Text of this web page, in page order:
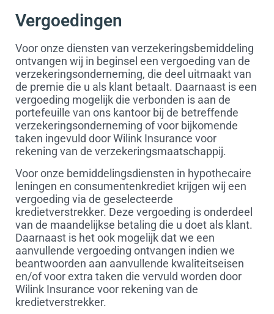
Vergoedingen
Voor onze diensten van verzekeringsbemiddeling
ontvangen wij in beginsel een vergoeding van de
verzekeringsonderneming, die deel uitmaakt van
de premie die u als klant betaalt. Daarnaast is een
vergoeding mogelijk die verbonden is aan de
portefeuille van ons kantoor bij de betreffende
verzekeringsonderneming of voor bijkomende
taken ingevuld door Wilink Insurance voor
rekening van de verzekeringsmaatschappij.
Voor onze bemiddelingsdiensten in hypothecaire
leningen en consumentenkrediet krijgen wij een
vergoeding via de geselecteerde
kredietverstrekker. Deze vergoeding is onderdeel
van de maandelijkse betaling die u doet als klant.
Daarnaast is het ook mogelijk dat we een
aanvullende vergoeding ontvangen indien we
beantwoorden aan aanvullende kwaliteitseisen
en/of voor extra taken die vervuld worden door
Wilink Insurance voor rekening van de
kredietverstrekker.